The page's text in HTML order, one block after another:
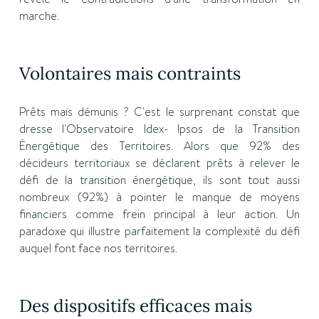
marche.
Volontaires mais contraints
Prêts mais démunis ? C'est le surprenant constat que
dresse l'Observatoire Idex- Ipsos de la Transition
Énergétique des Territoires. Alors que 92% des
décideurs territoriaux se déclarent prêts à relever le
défi de la transition énergétique, ils sont tout aussi
nombreux (92%) à pointer le manque de moyens
financiers comme frein principal à leur action. Un
paradoxe qui illustre parfaitement la complexité du défi
auquel font face nos territoires.
Des dispositifs efficaces mais